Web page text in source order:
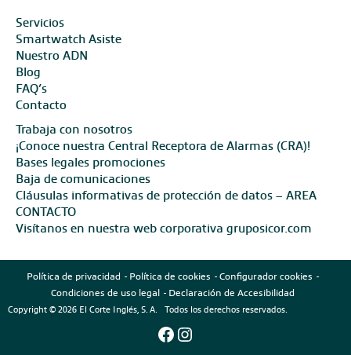
Servicios
Smartwatch Asiste
Nuestro ADN
Blog
FAQ’s
Contacto
Trabaja con nosotros
¡Conoce nuestra Central Receptora de Alarmas (CRA)!
Bases legales promociones
Baja de comunicaciones
Cláusulas informativas de protección de datos – AREA
CONTACTO
Visítanos en nuestra web corporativa gruposicor.com
Política de privacidad Política de cookies
Configurador cookies
Condiciones de uso legal
Declaración de Accesibilidad
Copyright © 2026 El Corte Inglés, S. A. Todos los derechos reservados.